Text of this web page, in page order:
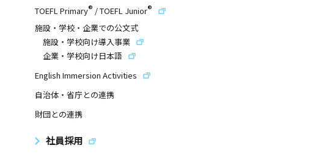
TOEFL Primary® /TOEFL Junior®
施設・学校・企業での公文式
施設・学校向け導入事業
企業・学校向け日本語
English Immersion Activities
自治体・省庁との連携
財団との連携
社員採用